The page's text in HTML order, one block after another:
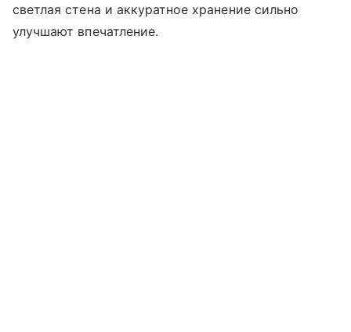
светлая стена и аккуратное хранение сильно
улучшают впечатление.